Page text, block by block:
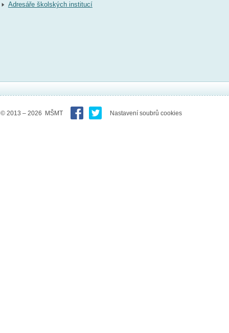
Adresáře školských institucí
© 2013 – 2026 MŠMT Nastavení soubrů cookies